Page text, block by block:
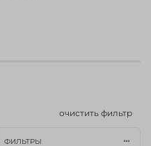
очистить фильтр
ФИЛЬТРЫ